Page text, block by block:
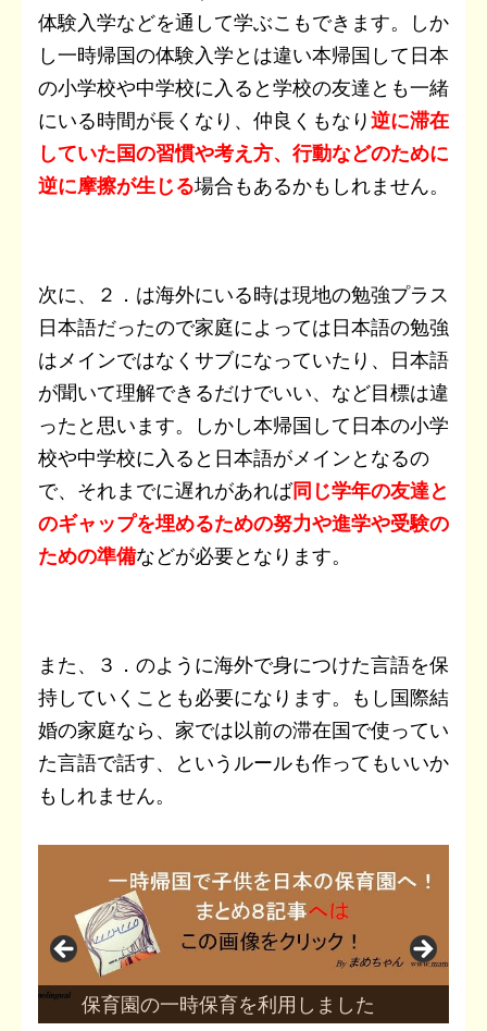
体験入学などを通して学ぶこもできます。しか
し一時帰国の体験入学とは違い本帰国して日本
の小学校や中学校に入ると学校の友達とも一緒
にいる時間が長くなり、仲良くもなり逆に滞在
していた国の習慣や考え方、行動などのために
逆に摩擦が生じる場合もあるかもしれません。
次に、２．は海外にいる時は現地の勉強プラス
日本語だったので家庭によっては日本語の勉強
はメインではなくサブになっていたり、日本語
が聞いて理解できるだけでいい、など目標は違
ったと思います。しかし本帰国して日本の小学
校や中学校に入ると日本語がメインとなるの
で、それまでに遅れがあれば同じ学年の友達と
のギャップを埋めるための努力や進学や受験の
ための準備などが必要となります。
また、３．のように海外で身につけた言語を保
持していくことも必要になります。もし国際結
婚の家庭なら、家では以前の滞在国で使ってい
た言語で話す、というルールも作ってもいいか
もしれません。
保育園の一時保育を利用しました